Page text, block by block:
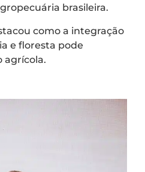
brasileira.
como a integração
e floresta pode
agrícola.